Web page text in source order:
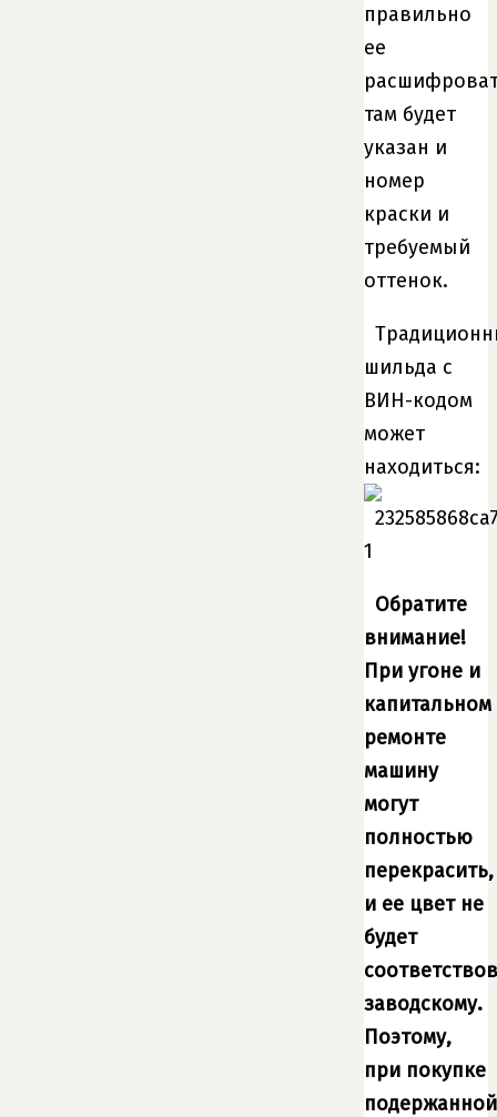
правильно
ее
там будет
указан и
номер
краски и
требуемый
оттенок.
шильда с
ВИН-кодом
может
находиться:
Обратите
внимание!
При угоне и
капитальном
ремонте
машину
могут
полностью
перекрасить,
и ее цвет не
будет
заводскому.
Поэтому,
при покупке
подержанной